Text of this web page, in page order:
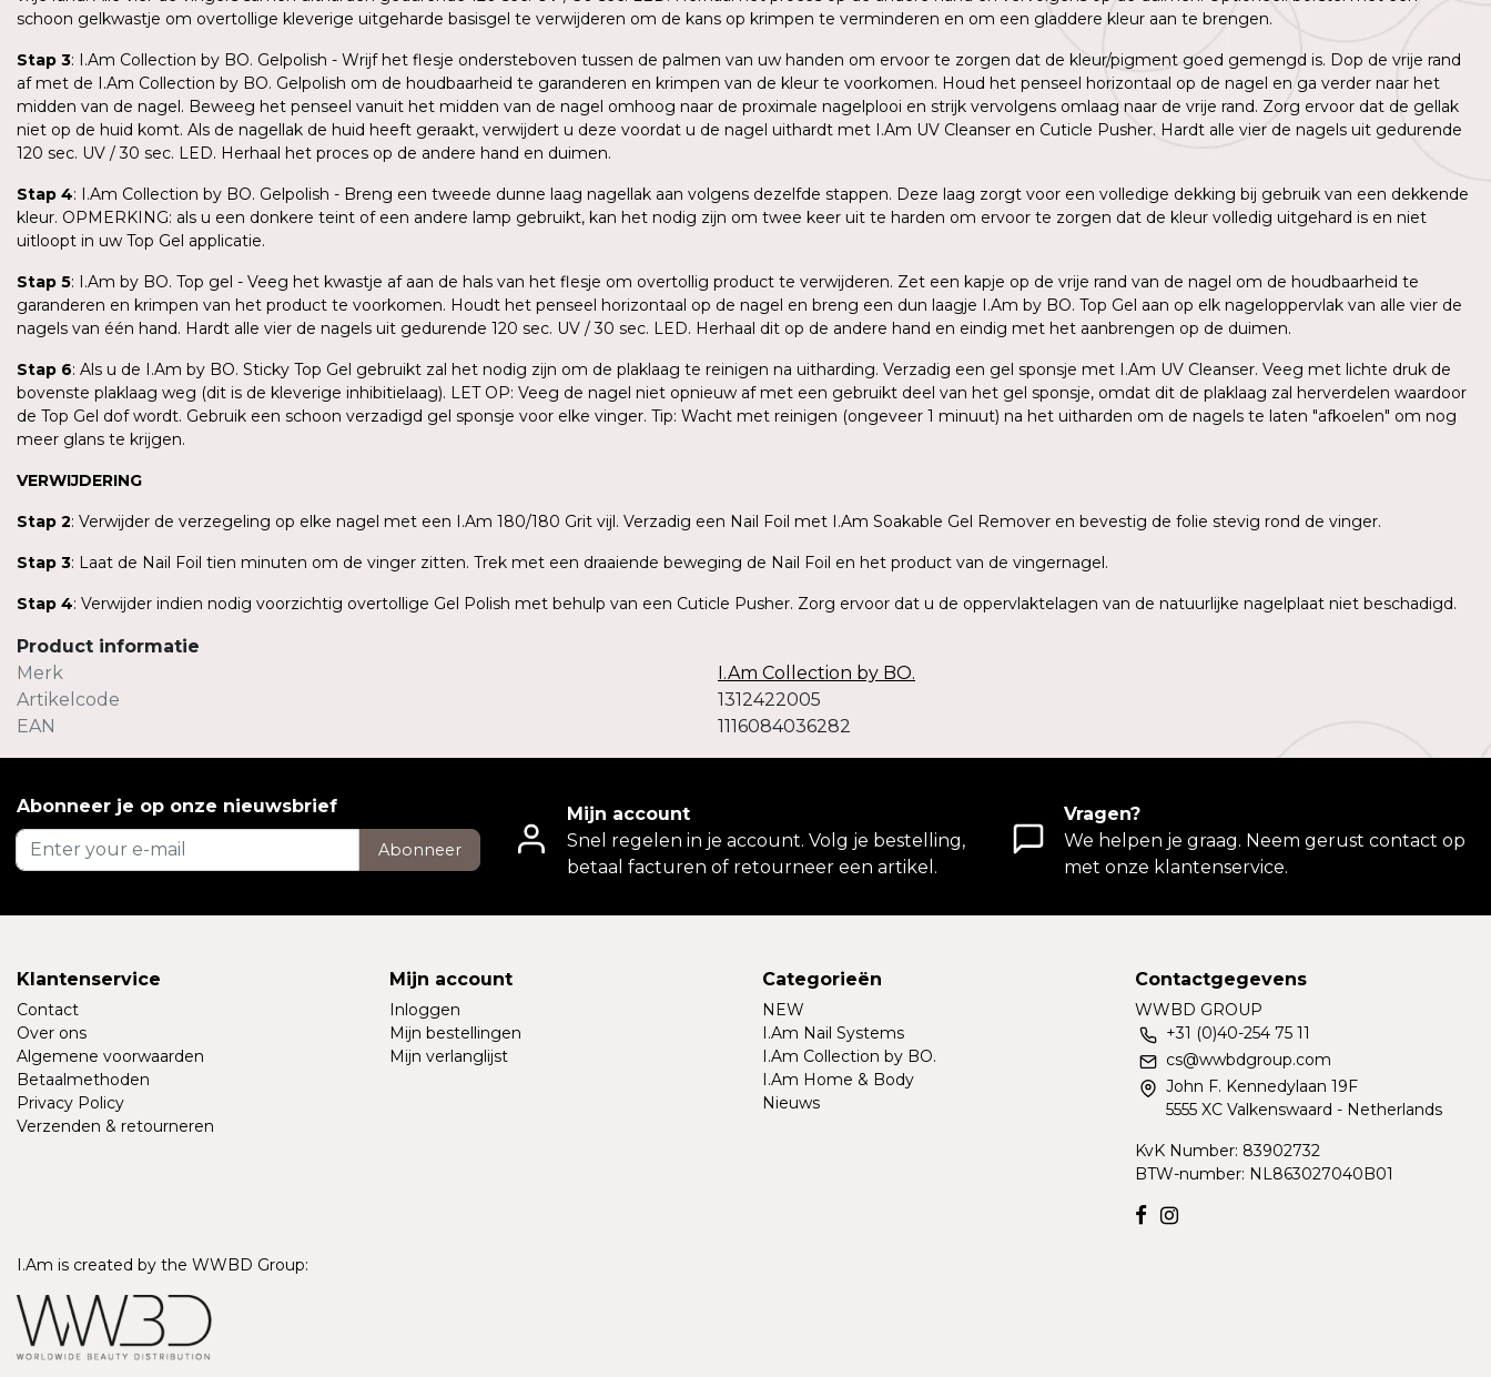
schoon gelkwastje om overtollige kleverige uitgeharde basisgel te verwijderen om de kans op krimpen te verminderen en om een gladdere kleur aan te brengen.
Stap 3: I.Am Collection by BO. Gelpolish - Wrijf het flesje ondersteboven tussen de palmen van uw handen om ervoor te zorgen dat de kleur/pigment goed gemengd is. Dop de vrije rand
af met de I.Am Collection by BO. Gelpolish om de houdbaarheid te garanderen en krimpen van de kleur te voorkomen. Houd het penseel horizontaal op de nagel en ga verder naar het
midden van de nagel. Beweeg het penseel vanuit het midden van de nagel omhoog naar de proximale nagelplooi en strijk vervolgens omlaag naar de vrije rand. Zorg ervoor dat de gellak
niet op de huid komt. Als de nagellak de huid heeft geraakt, verwijdert u deze voordat u de nagel uithardt met I.Am UV Cleanser en Cuticle Pusher. Hardt alle vier de nagels uit gedurende
120 sec. UV / 30 sec. LED. Herhaal het proces op de andere hand en duimen.
Stap 4: I.Am Collection by BO. Gelpolish - Breng een tweede dunne laag nagellak aan volgens dezelfde stappen. Deze laag zorgt voor een volledige dekking bij gebruik van een dekkende
kleur. OPMERKING: als u een donkere teint of een andere lamp gebruikt, kan het nodig zijn om twee keer uit te harden om ervoor te zorgen dat de kleur volledig uitgehard is en niet
uitloopt in uw Top Gel applicatie.
Stap 5: I.Am by BO. Top gel - Veeg het kwastje af aan de hals van het flesje om overtollig product te verwijderen. Zet een kapje op de vrije rand van de nagel om de houdbaarheid te
garanderen en krimpen van het product te voorkomen. Houdt het penseel horizontaal op de nagel en breng een dun laagje I.Am by BO. Top Gel aan op elk nageloppervlak van alle vier de
nagels van één hand. Hardt alle vier de nagels uit gedurende 120 sec. UV / 30 sec. LED. Herhaal dit op de andere hand en eindig met het aanbrengen op de duimen.
Stap 6: Als u de I.Am by BO. Sticky Top Gel gebruikt zal het nodig zijn om de plaklaag te reinigen na uitharding. Verzadig een gel sponsje met I.Am UV Cleanser. Veeg met lichte druk de
bovenste plaklaag weg (dit is de kleverige inhibitielaag). LET OP: Veeg de nagel niet opnieuw af met een gebruikt deel van het gel sponsje, omdat dit de plaklaag zal herverdelen waardoor
de Top Gel dof wordt. Gebruik een schoon verzadigd gel sponsje voor elke vinger. Tip: Wacht met reinigen (ongeveer 1 minuut) na het uitharden om de nagels te laten "afkoelen" om nog
meer glans te krijgen.
VERWIJDERING
Stap 2: Verwijder de verzegeling op elke nagel met een I.Am 180/180 Grit vijl. Verzadig een Nail Foil met I.Am Soakable Gel Remover en bevestig de folie stevig rond de vinger.
Stap 3: Laat de Nail Foil tien minuten om de vinger zitten. Trek met een draaiende beweging de Nail Foil en het product van de vingernagel.
Stap 4: Verwijder indien nodig voorzichtig overtollige Gel Polish met behulp van een Cuticle Pusher. Zorg ervoor dat u de oppervlaktelagen van de natuurlijke nagelplaat niet beschadigd.
Product informatie
Merk
I.Am Collection by BO.
Artikelcode
1312422005
EAN
1116084036282
Abonneer je op onze nieuwsbrief
Abonneer
Mijn account
Snel regelen in je account. Volg je bestelling,
betaal facturen of retourneer een artikel.
Vragen?
We helpen je graag. Neem gerust contact op
met onze klantenservice.
Klantenservice
Contact
Over ons
Algemene voorwaarden
Betaalmethoden
Privacy Policy
Verzenden & retourneren
Mijn account
Inloggen
Mijn bestellingen
Mijn verlanglijst
Categorieën
NEW
I.Am Nail Systems
I.Am Collection by BO.
I.Am Home & Body
Nieuws
Contactgegevens
WWBD GROUP
+31 (0)40-254 75 11
cs@wwbdgroup.com
John F. Kennedylaan 19F
5555 XC Valkenswaard - Netherlands
KvK Number: 83902732
BTW-number: NL863027040B01
I.Am is created by the WWBD Group: